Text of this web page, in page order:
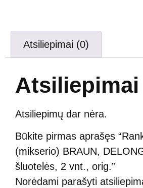
Atsiliepimai (0)
Atsiliepimai
Atsiliepimų dar nėra.
Būkite pirmas aprašęs
(mikserio) BRAUN,
šluotelės, 2 vnt., orig.”
Norėdami parašyti